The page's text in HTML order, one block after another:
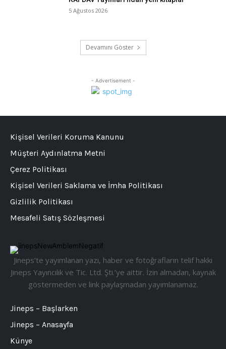
5 Ağustos 2026
Devamını Göster
- Advertisement -
Jineps’te yayımlanan yazı, haber ve fotoğrafların telif hakkı
Jineps Yayıncılık ve Tic. Ltd. Şti.’ye aittir. İzin almadan, kaynak
göstermeden ve link paylaşmadan yayımlanamaz.
Jineps – Başlarken
Jineps – Anasayfa
Künye
Kişisel Verileri Koruma Kanunu
Müşteri Aydınlatma Metni
Çerez Politikası
Kişisel Verileri Saklama ve İmha Politikası
Gizlilik Politikası
Mesafeli Satış Sözleşmesi